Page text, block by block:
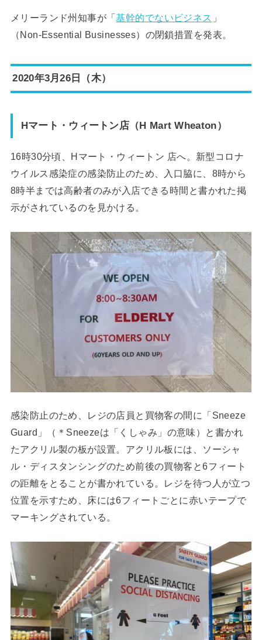
メリーランド州知事が「基幹的でないビジネス 」
（Non-Essential Businesses）の閉鎖措置を発表。
2020年3月26日（木）
Hマート・ウィートン店（H Mart Wheaton）
16時30分頃、Hマート・ウィートン 店へ。新型コロナ
ウイルス感染症の感染防止のため、入口脇に、8時から
8時半までは高齢者のみが入店できる時間と書かれた掲
示がされているのを見かける。
感染防止のため、レジの店員と買物客の間に「Sneeze
Guard」（＊Sneezeは「くしゃみ」の意味）と書かれ
たアクリル製の板が設置。アクリル板には、ソーシャ
ル・ディスタンシングのため前後の買物客と6フィート
の距離をとることが書かれている。レジを待つ人が立つ
位置を示すため、床には6フィートごとに赤いテープで
マーキングされている。